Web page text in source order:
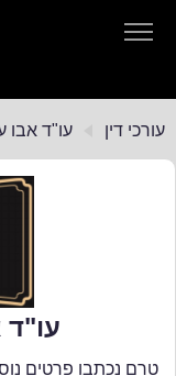
עורכי דיןעורכי דין עו"ד אבו
עו"ד
טרם נכתבו פרטים